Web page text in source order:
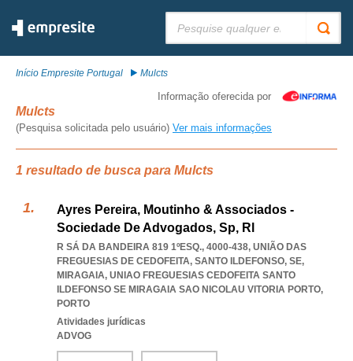
Início Empresite Portugal Mulcts
Informação oferecida por
Mulcts
(Pesquisa solicitada pelo usuário) Ver mais informações
1 resultado de busca para Mulcts
Ayres Pereira, Moutinho & Associados -
Sociedade De Advogados, Sp, Rl
R SÁ DA BANDEIRA 819 1ºESQ., 4000-438, UNIÃO DAS
FREGUESIAS DE CEDOFEITA, SANTO ILDEFONSO, SE,
MIRAGAIA, UNIAO FREGUESIAS CEDOFEITA SANTO
ILDEFONSO SE MIRAGAIA SAO NICOLAU VITORIA PORTO,
PORTO
Atividades jurídicas
ADVOG